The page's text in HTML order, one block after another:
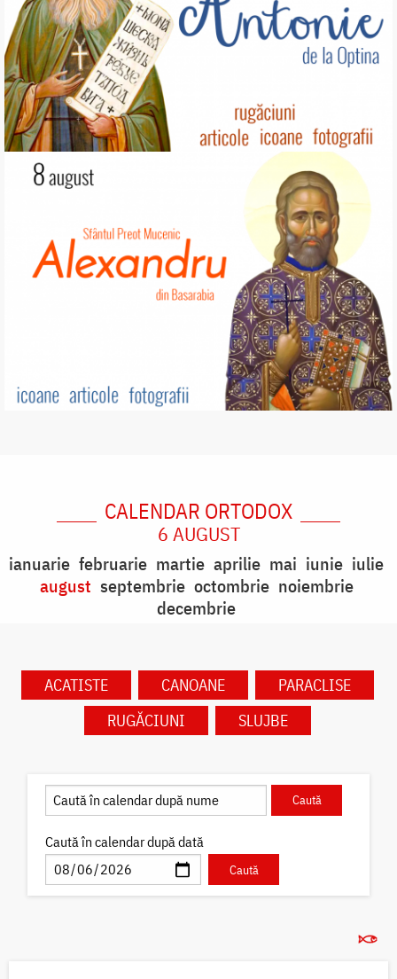
CALENDAR ORTODOX
6 AUGUST
ianuarie februarie martie aprilie mai iunie iulie
august septembrie octombrie noiembrie
decembrie
ACATISTE CANOANE
PARACLISE
RUGĂCIUNI
SLUJBE
Caută în calendar după dată